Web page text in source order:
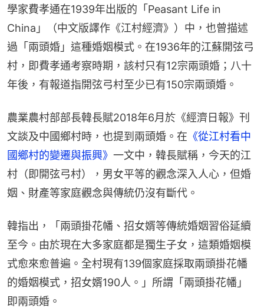
學家費孝通在1939年出版的「Peasant Life in
China」（中文版譯作《江村經濟》）中，也曾描述
過「兩頭婚」這種婚姻模式。在1936年的江蘇開弦弓
村，即費孝通考察時期，該村只有12宗兩頭婚；八十
年後，有報道指開弦弓村至少已有150宗兩頭婚。
農業農村部部長韓長賦2018年6月於《經濟日報》刊
文談及中國鄉村時，也提到兩頭婚。在 《從江村看中
國鄉村的變遷與振興》 一文中，韓長賦稱，今天的江
村（即開弦弓村），男女平等的觀念深入人心，但婚
姻、財產等家庭觀念與傳統仍沒有斷代。
韓指出，「兩頭掛花幡、招女婿等傳統婚姻習俗延續
至今。由於現在大多家庭都是獨生子女，這類婚姻模
式愈來愈普遍。全村現有139個家庭採取兩頭掛花幡
的婚姻模式，招女婿190人。」所謂「兩頭掛花幡」
即兩頭婚。